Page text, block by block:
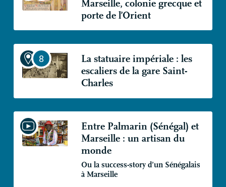
Marseille, colonie grecque et
porte de l’Orient
La statuaire impériale : les
escaliers de la gare Saint-
Charles
Entre Palmarin (Sénégal) et
Marseille : un artisan du
monde
Ou la success-story d’un Sénégalais
à Marseille